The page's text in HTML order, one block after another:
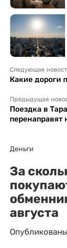
Следующая
Какие дороги
Предыдущая
Поездка в
перенаправят
Деньги
За
августа